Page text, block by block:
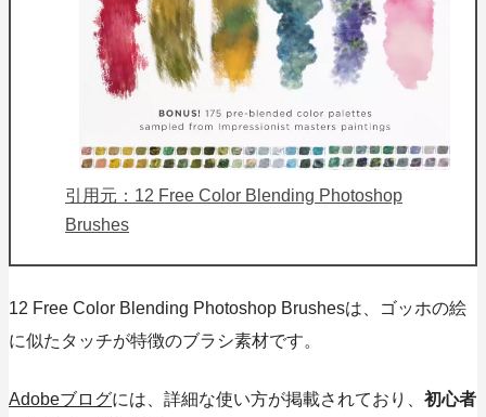
引用元：12 Free Color Blending Photoshop
Brushes
12 Free Color Blending Photoshop Brushesは、
ゴッホの絵
に似たタッチが特徴のブラシ素材です。
Adobeブログには、詳細な使い方が掲載されており、 初心者